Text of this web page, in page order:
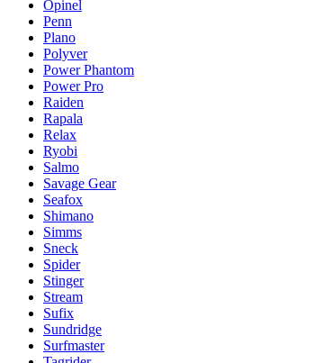
Opinel
Penn
Plano
Polyver
Power Phantom
Power Pro
Raiden
Rapala
Relax
Ryobi
Salmo
Savage Gear
Seafox
Shimano
Simms
Sneck
Spider
Stinger
Stream
Sufix
Sundridge
Surfmaster